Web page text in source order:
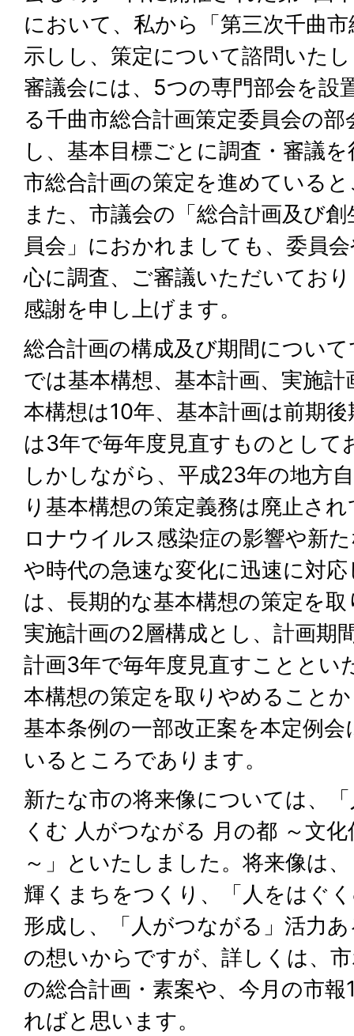
において、私から「第三次千曲
示しし、策定について諮問いた
審議会には、5つの専門部会を設
る千曲市総合計画策定委員会の
し、基本目標ごとに調査・審議
市総合計画の策定を進めている
また、市議会の「総合計画及び
員会」におかれましても、委員
心に調査、ご審議いただいてお
感謝を申し上げます。
総合計画の構成及び期間につい
では基本構想、基本計画、実施
本構想は10年、基本計画は前期
は3年で毎年度見直すものとして
しかしながら、平成23年の地方
り基本構想の策定義務は廃止さ
ロナウイルス感染症の影響や新
や時代の急速な変化に迅速に対
は、長期的な基本構想の策定を
実施計画の2層構成とし、計画期
計画3年で毎年度見直すこととい
本構想の策定を取りやめること
基本条例の一部改正案を本定例
いるところであります。
新たな市の将来像については、
くむ 人がつながる 月の都 ～文
～」といたしました。将来像は
輝くまちをつくり、「人をはぐ
形成し、「人がつながる」活力
の想いからですが、詳しくは、
の総合計画・素案や、今月の市
ればと思います。